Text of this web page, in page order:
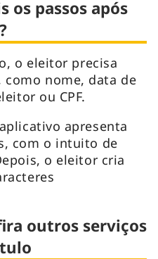
os passos após
o eleitor precisa
nome, data de
ou CPF.
apresenta
com o intuito de
o eleitor cria
outros serviços